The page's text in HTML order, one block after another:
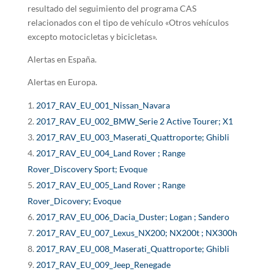
resultado del seguimiento del programa CAS
relacionados con el tipo de vehículo «Otros vehículos
excepto motocicletas y bicicletas».
Alertas en España.
Alertas en Europa.
2017_RAV_EU_001_Nissan_Navara
2017_RAV_EU_002_BMW_Serie 2 Active Tourer; X1
2017_RAV_EU_003_Maserati_Quattroporte; Ghibli
2017_RAV_EU_004_Land Rover ; Range
Rover_Discovery Sport; Evoque
2017_RAV_EU_005_Land Rover ; Range
Rover_Dicovery; Evoque
2017_RAV_EU_006_Dacia_Duster; Logan ; Sandero
2017_RAV_EU_007_Lexus_NX200; NX200t ; NX300h
2017_RAV_EU_008_Maserati_Quattroporte; Ghibli
2017_RAV_EU_009_Jeep_Renegade